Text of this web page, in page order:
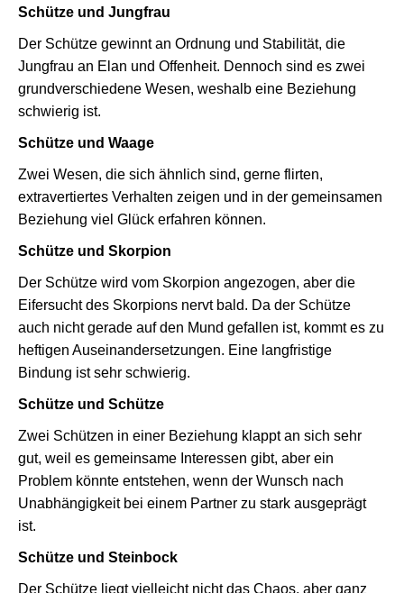
Schütze und Jungfrau
Der Schütze gewinnt an Ordnung und Stabilität, die
Jungfrau an Elan und Offenheit. Dennoch sind es zwei
grundverschiedene Wesen, weshalb eine Beziehung
schwierig ist.
Schütze und Waage
Zwei Wesen, die sich ähnlich sind, gerne flirten,
extravertiertes Verhalten zeigen und in der gemeinsamen
Beziehung viel Glück erfahren können.
Schütze und Skorpion
Der Schütze wird vom Skorpion angezogen, aber die
Eifersucht des Skorpions nervt bald. Da der Schütze
auch nicht gerade auf den Mund gefallen ist, kommt es zu
heftigen Auseinandersetzungen. Eine langfristige
Bindung ist sehr schwierig.
Schütze und Schütze
Zwei Schützen in einer Beziehung klappt an sich sehr
gut, weil es gemeinsame Interessen gibt, aber ein
Problem könnte entstehen, wenn der Wunsch nach
Unabhängigkeit bei einem Partner zu stark ausgeprägt
ist.
Schütze und Steinbock
Der Schütze liegt vielleicht nicht das Chaos, aber ganz